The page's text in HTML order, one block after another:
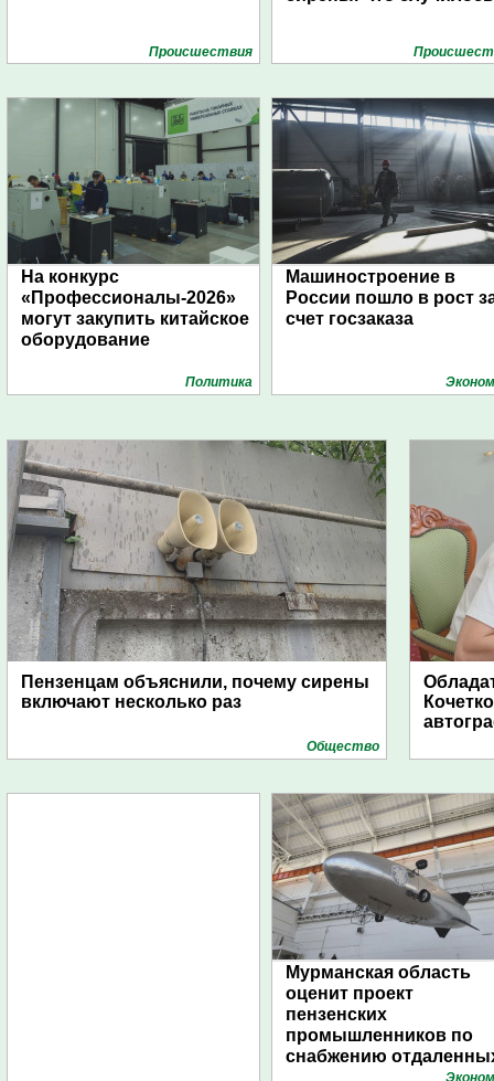
Проиcшествия
На конкурс
«Профессионалы-2026»
могут закупить китайское
оборудование
Политика
Машиностроение в
России пошло в рост
счет госзаказа
Пензенцам объяснили, почему сирены
включают несколько раз
Общество
Мурманская область
оценит проект
пензенских
промышленников по
снабжению
поселений с помощью